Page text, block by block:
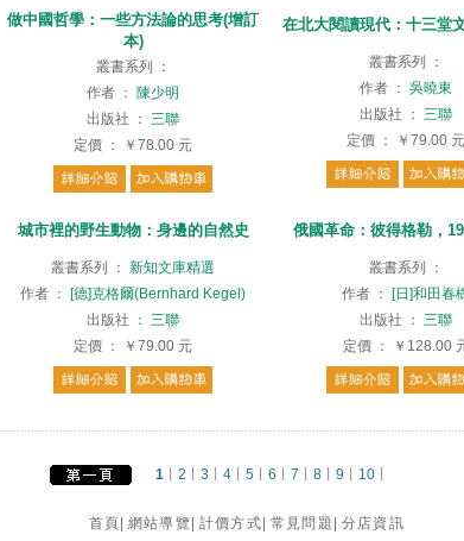
做中國哲學：一些方法論的思考(增訂
本)
叢書系列
：
作者 ：
陳少明
出版社
： 三聯
定價 ： ￥78.00 元
在北大閱讀現代：十三堂
叢書系列
：
作者 ： 吳曉東
出版社
： 三聯
定價 ： ￥79.00 元
城市裡的野生動物：身邊的自然史
叢書系列 ： 新知文庫精選
作者 ：
[德]克格爾(Bernhard Kegel)
出版社
： 三聯
定價 ： ￥79.00 元
俄國革命：彼得格勒，
叢書系列
：
作者 ：
[日]和田春
出版社
： 三聯
定價
： ￥128.00
1 2 3 4 5 6 7 8 9 10
首頁 網站導覽 計價方式 常見問題 分店資訊